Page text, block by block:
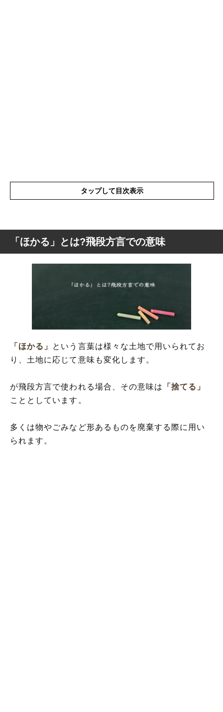
タップして目次表示
「ほかる」とは?飛段方言での意味
「ほかる」とは?飛段方言での意味
「ほかる」 という言葉は様々な土地で用いられてお
り、土地に応じて意味も変化します。
が飛段方言で使われる場合、その意味は
「捨てる」
こととしています。
多くは物やごみなど形あるものを廃棄する際に用い
られます。